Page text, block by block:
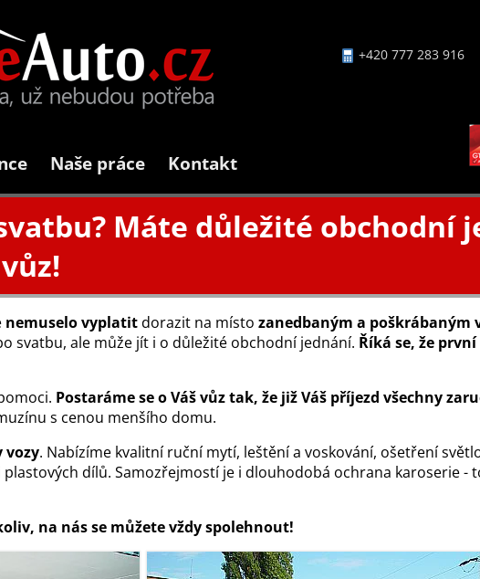
+420 777 283 916
Naše práce Kontakt
Máte důležité obchodní
nemuselo vyplatitdorazit na místo zanedbaným a poškrábaným
svatbu, ale může jít i o důležité obchodní jednání. Říká se, že
Postaráme se o Váš vůz tak, že již Váš příjezd všechny
s cenou menšího domu.
vozy. Nabízíme kvalitní ruční mytí, leštění a voskování, ošetření
dílů. Samozřejmostí je i dlouhodobá ochrana karoserie -
na nás se můžete vždy spolehnout!